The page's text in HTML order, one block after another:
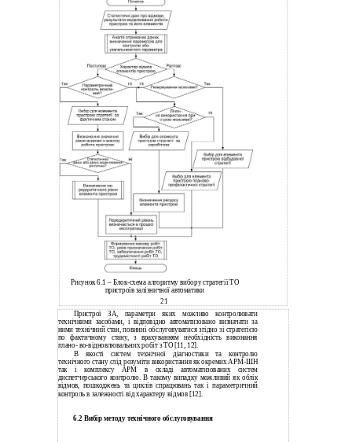
Рисунок 6.1 – Блок-схема алгоритму вибору стратегії ТО
пристроїв залізничної автоматики
21
Пристрої ЗА, параметри яких можливо контролювати
технічними засобами, і відповідно автоматизовано визначати за
ними технічний стан, повинні обслуговуватися згідно зі стратегією
по фактичному стану, з врахуванням необхідність виконання
плано- во-відновлювальних робіт з ТО [11, 12].
В якості систем технічної діагностики та контролю
технічного стану слід розуміти використання як окремих АРМ-ШН
так і комплексу АРМ в складі автоматизованих систем
диспетчерського контролю. В такому випадку можливий як облік
відмов, пошкоджень та циклів спрацювань так і параметричний
контроль в залежності від характеру відмов [12].
6.2 Вибір методу технічного обслуговування